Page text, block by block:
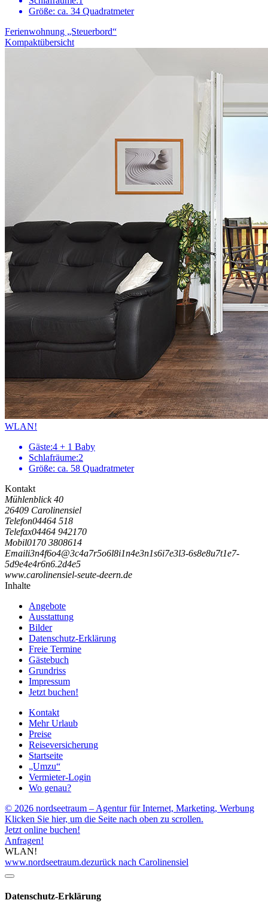
Größe: ca. 34 Quadratmeter
Ferienwohnung „Steuerbord“
Kompaktübersicht
WLAN!
Gäste:4 + 1 Baby
Schlafräume:2
Größe: ca. 58 Quadratmeter
Kontakt
Mühlenblick 40
26409 Carolinensiel
Telefon04464 518
Telefax04464 942170
Mobil0170 3808614
Emaili3n4f6o4@3c4a7r5o6l8i1n4e3n1s6i7e3l3-6s8e8u7t1e7-
5d9e4e4r6n6.2d4e5
www.carolinensiel-seute-deern.de
Inhalte
Angebote
Ausstattung
Bilder
Datenschutz-Erklärung
Freie Termine
Gästebuch
Grundriss
Impressum
Jetzt buchen!
Kontakt
Mehr Urlaub
Preise
Reiseversicherung
Startseite
„Umzu“
Vermieter-Login
Wo genau?
© 2026 nordseetraum – Agentur für Internet, Marketing, Werbung
Klicken Sie hier, um die Seite nach oben zu scrollen.
Jetzt online buchen!
Anfragen!
WLAN!
www.nordseetraum.dezurück nach Carolinensiel
Datenschutz-Erklärung